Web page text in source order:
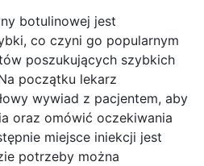
botulinowej jest
co czyni go popularnym
poszukujących szybkich
początku lekarz
wywiad z pacjentem, aby
oraz omówić oczekiwania
miejsce iniekcji jest
potrzeby można